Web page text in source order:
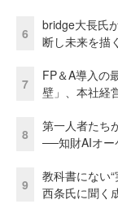
6
bridge大長氏
断し未来を描
7
FP＆A導入の
壁」、本社経
8
第一人者たち
──知財AIオー
9
教科書にない
西条氏に聞く